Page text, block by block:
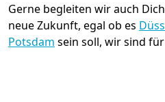
Gerne begleiten wir auch
neue Zukunft, egal ob es
Potsdam sein soll, wir sind